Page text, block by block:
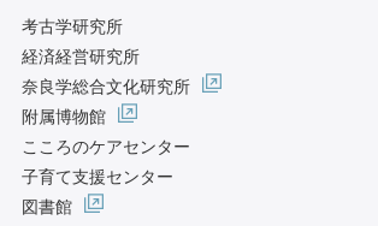
考古学研究所
経済経営研究所
奈良学総合文化研究所
附属博物館
こころのケアセンター
子育て支援センター
図書館